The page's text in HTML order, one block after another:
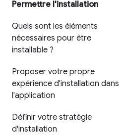
Permettre l'installation
Quels sont les éléments
nécessaires pour être
installable ?
Proposer votre propre
expérience d'installation dans
l'application
Définir votre stratégie
d'installation